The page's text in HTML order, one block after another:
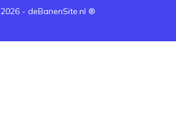
2026 - deBanenSite.nl ®